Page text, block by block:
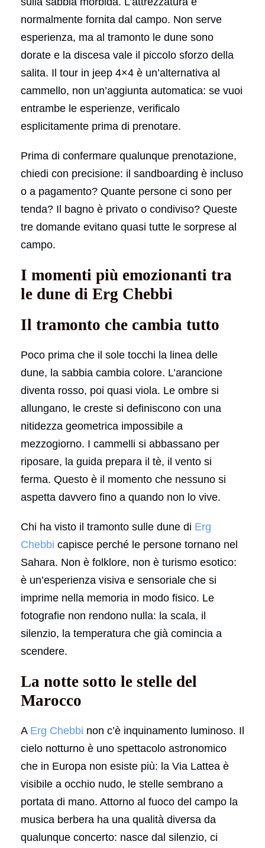
normalmente fornita dal campo. Non serve
esperienza, ma al tramonto le dune sono
dorate e la discesa vale il piccolo sforzo della
salita. Il tour in jeep 4×4 è un’alternativa al
cammello, non un’aggiunta automatica: se vuoi
entrambe le esperienze, verificalo
esplicitamente prima di prenotare.
Prima di confermare qualunque prenotazione,
chiedi con precisione: il sandboarding è incluso
o a pagamento? Quante persone ci sono per
tenda? Il bagno è privato o condiviso? Queste
tre domande evitano quasi tutte le sorprese al
campo.
I momenti più emozionanti tra
le dune di Erg Chebbi
Il tramonto che cambia tutto
Poco prima che il sole tocchi la linea delle
dune, la sabbia cambia colore. L’arancione
diventa rosso, poi quasi viola. Le ombre si
allungano, le creste si definiscono con una
nitidezza geometrica impossibile a
mezzogiorno. I cammelli si abbassano per
riposare, la guida prepara il tè, il vento si
ferma. Questo è il momento che nessuno si
aspetta davvero fino a quando non lo vive.
Chi ha visto il tramonto sulle dune di Erg
Chebbi capisce perché le persone tornano nel
Sahara. Non è folklore, non è turismo esotico:
è un’esperienza visiva e sensoriale che si
imprime nella memoria in modo fisico. Le
fotografie non rendono nulla: la scala, il
silenzio, la temperatura che già comincia a
scendere.
La notte sotto le stelle del
Marocco
A Erg Chebbi non c’è inquinamento luminoso. Il
cielo notturno è uno spettacolo astronomico
che in Europa non esiste più: la Via Lattea è
visibile a occhio nudo, le stelle sembrano a
portata di mano. Attorno al fuoco del campo la
musica berbera ha una qualità diversa da
qualunque concerto: nasce dal silenzio, ci